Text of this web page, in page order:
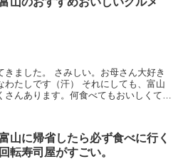
。お母さん大好き
汗） それにしても、富山
んあります。何食べてもおいしくて感
山に帰省したら必ず食べに行く
回転寿司屋がすごい。